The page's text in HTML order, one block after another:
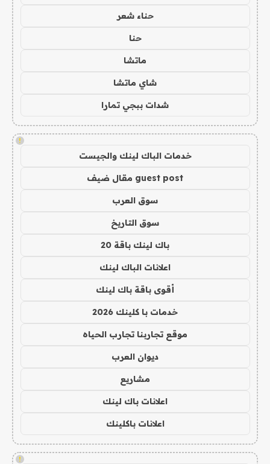
حناء شعر
حنا
ماتشا
شاي ماتشا
شدات ببجي تمارا
!
خدمات الباك لينك والجيست
guest post مقال ضيف
سوق العرب
سوق التاريخ
باك لينك باقة 20
اعلانات الباك لينك
أقوى باقة باك لينك
خدمات با كلينك 2026
موقع تجاربنا تجارب الحياه
ديوان العرب
مشاريع
اعلانات باك لينك
اعلانات باكلينك
!